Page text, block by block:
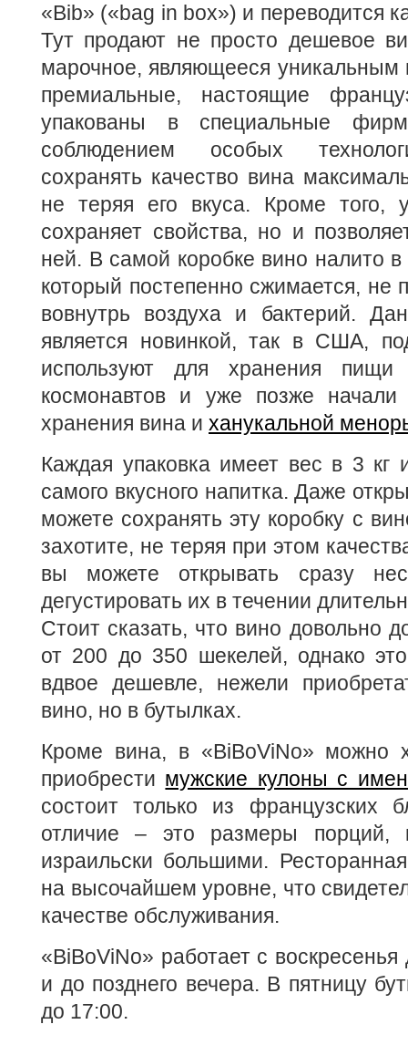
«Bib» («bag in box») и переводится
Тут продают не просто дешевое
марочное, являющееся уникальным
премиальные, настоящие
упакованы в специальные
соблюдением особых
сохранять качество вина
не теряя его вкуса. Кроме того,
сохраняет свойства, но и
ней. В самой коробке вино налито в
который постепенно сжимается, не
вовнутрь воздуха и бактерий.
является новинкой, так в США,
используют для хранения
космонавтов и уже позже
хранения вина и ханукальной
Каждая упаковка имеет вес в 3 кг
самого вкусного напитка. Даже
можете сохранять эту коробку с
захотите, не теряя при этом
вы можете открывать сразу
дегустировать их в течении
Стоит сказать, что вино довольно
от 200 до 350 шекелей, однако это
вдвое дешевле, нежели
вино, но в бутылках.
Кроме вина, в «BiBoViNo» можно
приобрести мужские кулоны с
состоит только из французских
отличие – это размеры порций,
израильски большими.
на высочайшем уровне, что
качестве обслуживания.
«BiBoViNo» работает с воскресенья
и до позднего вечера. В пятницу
до 17:00.